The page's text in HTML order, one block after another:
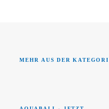
MEHR AUS DER